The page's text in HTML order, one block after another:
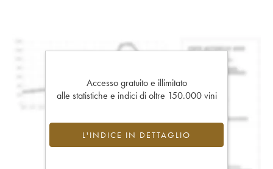
Accesso gratuito e illimitato
alle statistiche e indici di oltre 150.000 vini
L'INDICE IN DETTAGLIO